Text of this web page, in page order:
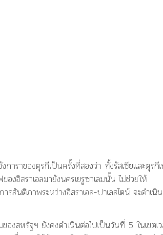
ราของตุรกีเป็นครั้งที่สองว่า ทั้งรัสเซียและตุรกี
งอิสราเอลมายังนครเยรูซาเลมนั้น ไม่ช่วยให้
สันติภาพระหว่างอิสราเอล-ปาเลสไตน์ จะดำเนิ
องสหรัฐฯ ยังคงดำเนินต่อไปเป็นวันที่ 5 ในเขตเ